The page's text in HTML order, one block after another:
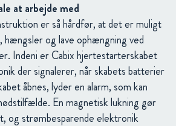
at arbejde med
er så hårdfør, at det er muligt
hængsler og lave ophængning ved
Indeni er Cabix hjertestarterskabet
der signalerer, når skabets batterier
åbnes, lyder en alarm, som kan
En magnetisk lukning gør
og strømbesparende elektronik